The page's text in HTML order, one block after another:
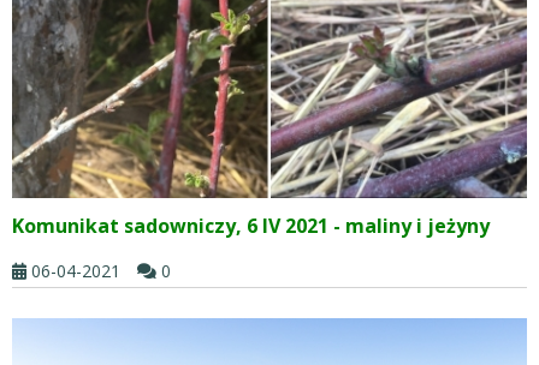
Komunikat sadowniczy, 6 IV 2021 - maliny i jeżyny
06-04-2021 0